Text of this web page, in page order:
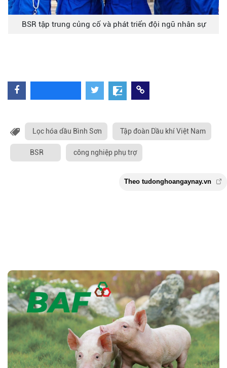
BSR tập trung củng cố và phát triển đội ngũ nhân sự
Lọc hóa dầu Bình Sơn Tập đoàn Dầu khí Việt Nam
BSR công nghiệp phụ trợ